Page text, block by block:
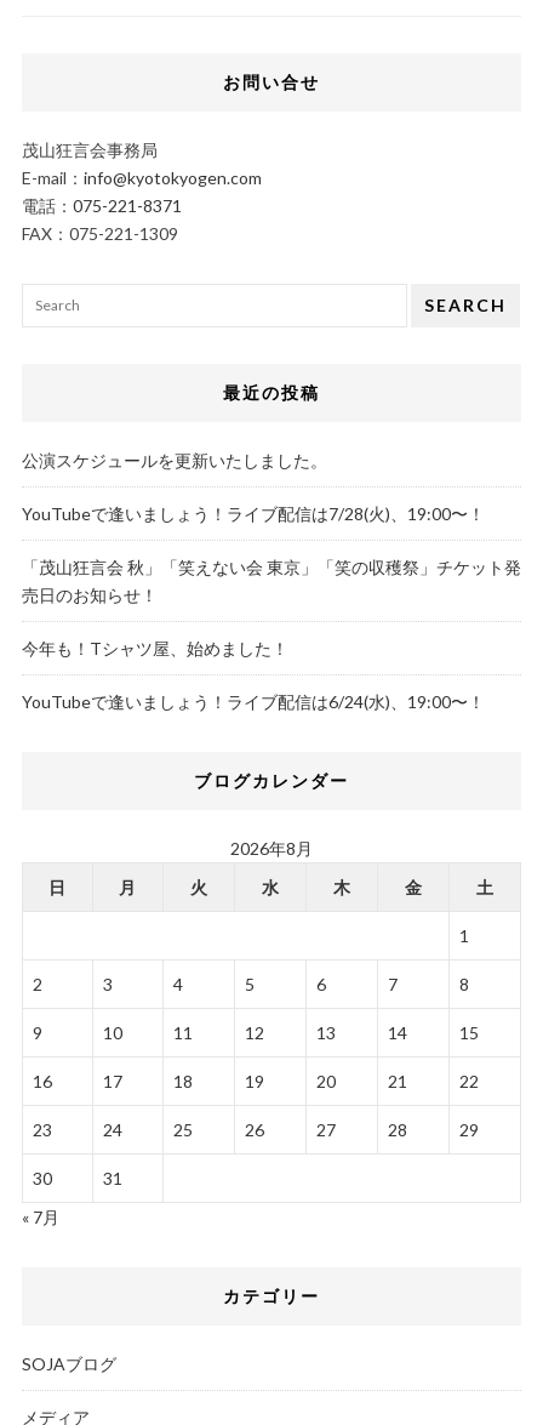
お問い合せ
茂山狂言会事務局
E-mail： info@kyotokyogen.com
電話： 075-221-8371
FAX：075-221-1309
SEARCH
最近の投稿
公演スケジュールを更新いたしました。
YouTubeで逢いましょう！ライブ配信は7/28(火)、19:00〜！
「茂山狂言会 秋」「笑えない会 東京」「笑の収穫祭」チケット発
売日のお知らせ！
今年も！Tシャツ屋、始めました！
YouTubeで逢いましょう！ライブ配信は6/24(水)、19:00〜！
ブログカレンダー
2026年8月
日
月 火 水 木 金 土
1
2 3 4 5 6 7 8
9 10 11 12 13 14 15
16 17 18 19 20 21 22
23 24 25 26 27 28 29
30
31
« 7月
カテゴリー
SOJAブログ
メディア